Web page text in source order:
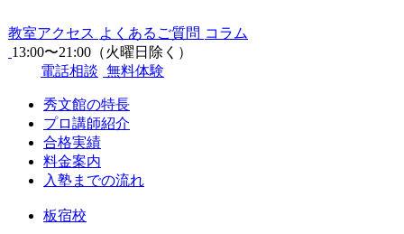
教室アクセス よくあるご質問 コラム
13:00〜21:00（火曜日除く）
電話相談 無料体験
秀文館の特長
プロ講師紹介
合格実績
料金案内
入塾までの流れ
板宿校